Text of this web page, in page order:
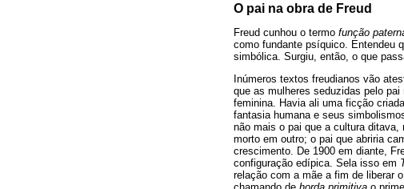
O pai na obra de Freud
Freud cunhou o termo função
como fundante psíquico. Entendeu
simbólica. Surgiu, então, o que
Inúmeros textos freudianos vão
que as mulheres seduzidas pelo
feminina. Havia ali uma ficção
fantasia humana e seus
não mais o pai que a cultura
morto em outro; o pai que abriria
crescimento. De 1900 em diante,
configuração edípica. Sela isso em
relação com a mãe a fim de liberar